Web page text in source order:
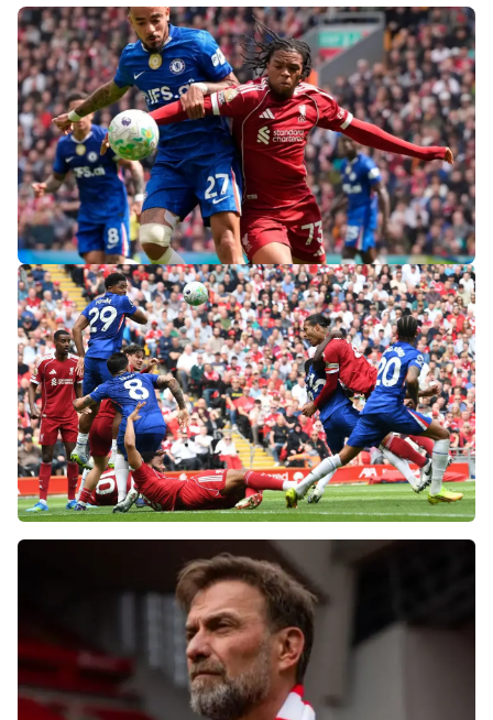
«Слот не тот человек»: болельщики
«Ливерпуля» и «Челси» разнесли тренеров
после ничьей на «Энфилде»
Фанаты «Ливерпуля» шокированы
неспособностью команды обыграть нынешний